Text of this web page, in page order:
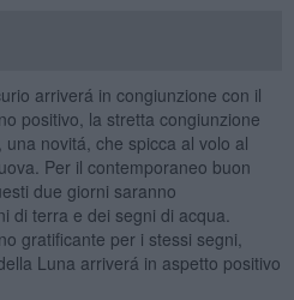
arriverá in congiunzione con il
positivo, la stretta congiunzione
novitá, che spicca al volo al
Per il contemporaneo buon
due giorni saranno
di terra e dei segni di acqua.
gratificante per i stessi segni,
Luna arriverá in aspetto positivo